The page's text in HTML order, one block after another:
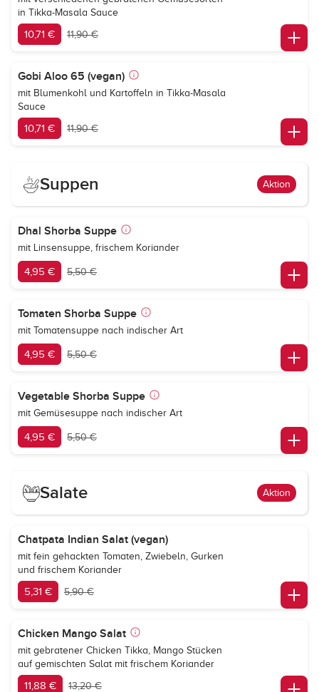
in Tikka-Masala Sauce
10,71 € 11,90 €
Gobi Aloo 65 (vegan)
mit Blumenkohl und Kartoffeln in Tikka-Masala
Sauce
10,71 € 11,90 €
Suppen Aktion
Dhal Shorba Suppe
mit Linsensuppe, frischem Koriander
4,95 € 5,50 €
Tomaten Shorba Suppe
mit Tomatensuppe nach indischer Art
4,95 € 5,50 €
Vegetable Shorba Suppe
mit Gemüsesuppe nach indischer Art
4,95 € 5,50 €
Salate Aktion
Chatpata Indian Salat (vegan)
mit fein gehackten Tomaten, Zwiebeln, Gurken
und frischem Koriander
5,31 € 5,90 €
Chicken Mango Salat
mit gebratener Chicken Tikka, Mango Stücken
auf gemischten Salat mit frischem Koriander
11,88 € 13,20 €